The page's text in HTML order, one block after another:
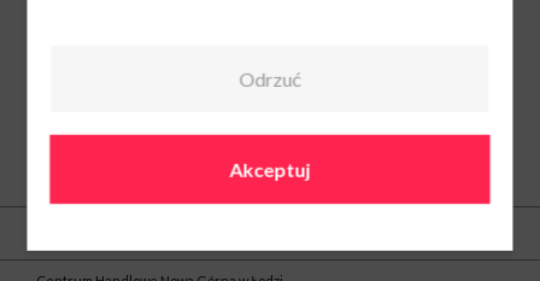
Odrzuć
Akceptuj